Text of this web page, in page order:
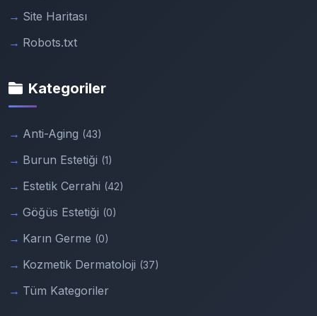
Site Haritası
Robots.txt
Kategoriler
Anti-Aging (43)
Burun Estetiği (1)
Estetik Cerrahi (42)
Göğüs Estetiği (0)
Karın Germe (0)
Kozmetik Dermatoloji (37)
Tüm Kategoriler